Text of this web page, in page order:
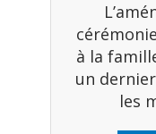
à la
un
les